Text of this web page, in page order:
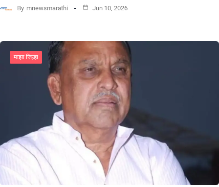
By mnewsmarathi Jun 10, 2026
माझा जिल्हा